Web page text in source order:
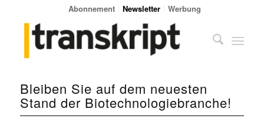
Abonnement Newsletter Werbung
Bleiben Sie auf dem neuesten
Stand der Biotechnologiebranche!